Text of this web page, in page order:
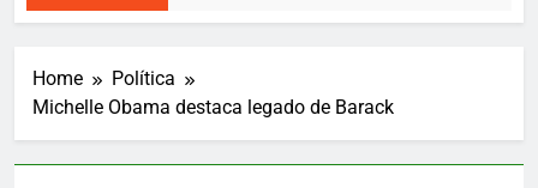
Home
Política
Michelle Obama destaca legado de Barack